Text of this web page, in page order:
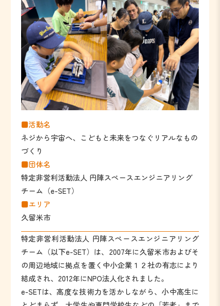
■活動名
ネジから宇宙へ、こどもと未来をつなぐリアルなもの
づくり
■団体名
特定非営利活動法人 円陣スペースエンジニアリング
チーム（e-SET）
■エリア
久留米市
特定非営利活動法人 円陣スペースエンジニアリング
チーム（以下e-SET）は、2007年に久留米市およびそ
の周辺地域に拠点を置く中小企業１２社の有志により
結成され、2012年にNPO法人化されました。
e-SETは、高度な技術力を活かしながら、小中高生に